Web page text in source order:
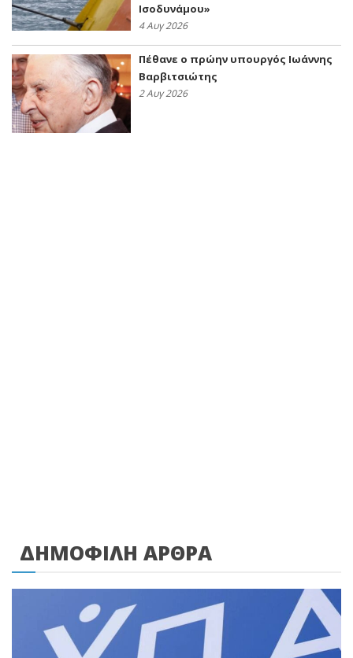
Ισοδυνάμου»
4 Αυγ 2026
Πέθανε ο πρώην υπουργός Ιωάννης
Βαρβιτσιώτης
2 Αυγ 2026
ΔΗΜΟΦΙΛΗ ΑΡΘΡΑ